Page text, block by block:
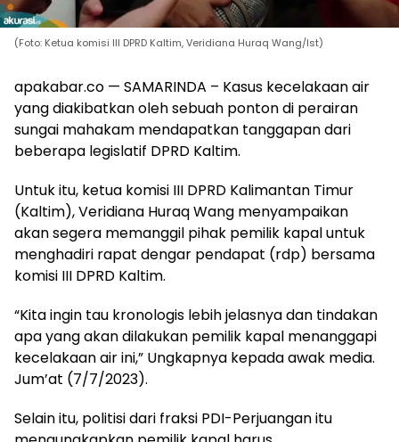
(Foto: Ketua komisi III DPRD Kaltim, Veridiana Huraq Wang/Ist)
apakabar.co — SAMARINDA – Kasus kecelakaan air
yang diakibatkan oleh sebuah ponton di perairan
sungai mahakam mendapatkan tanggapan dari
beberapa legislatif DPRD Kaltim.
Untuk itu, ketua komisi III DPRD Kalimantan Timur
(Kaltim), Veridiana Huraq Wang menyampaikan
akan segera memanggil pihak pemilik kapal untuk
menghadiri rapat dengar pendapat (rdp) bersama
komisi III DPRD Kaltim.
“Kita ingin tau kronologis lebih jelasnya dan tindakan
apa yang akan dilakukan pemilik kapal menanggapi
kecelakaan air ini,” Ungkapnya kepada awak media.
Jum’at (7/7/2023).
Selain itu, politisi dari fraksi PDI-Perjuangan itu